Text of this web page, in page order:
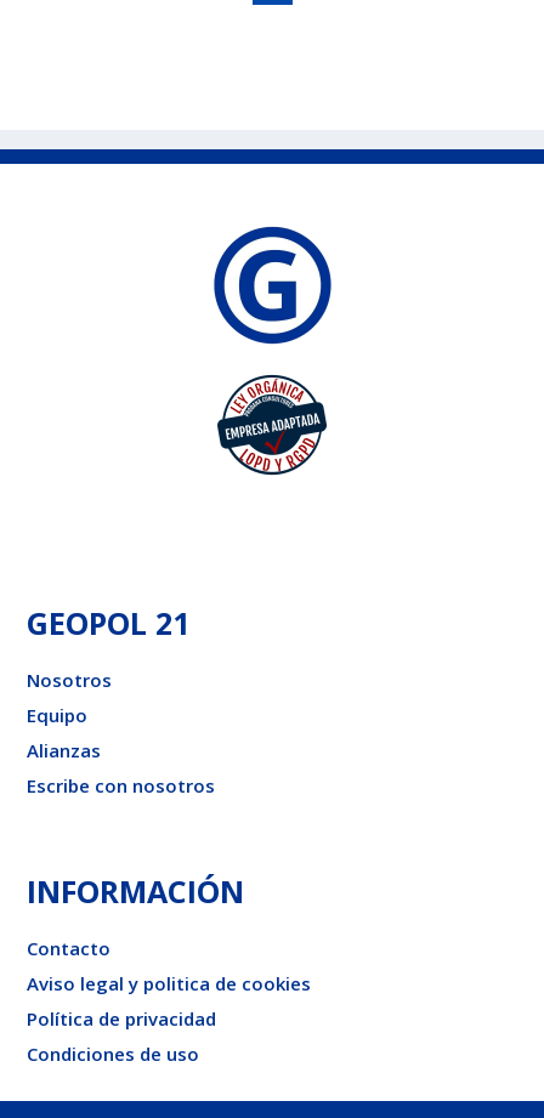
GEOPOL 21
Nosotros
Equipo
Alianzas
Escribe con nosotros
INFORMACIÓN
Contacto
Aviso legal y politica de cookies
Política de privacidad
Condiciones de uso